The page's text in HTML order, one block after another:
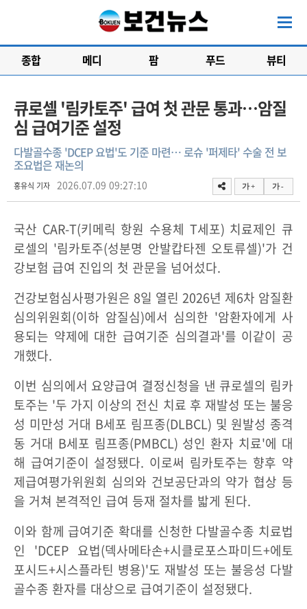
종합 메디 팜 푸드 뷰티
큐로셀 '림카토주' 급여 첫 관문 통과…암질
심 급여기준 설정
다발골수종 'DCEP 요법'도 기준 마련… 로슈 '퍼제타' 수술 전 보
조요법은 재논의
홍유식 기자 2026.07.09 09:27:10 가 + 가 -
국산 CAR-T(키메릭 항원 수용체 T세포) 치료제인 큐
로셀의 '림카토주(성분명 안발캅타젠 오토류셀)'가 건
강보험 급여 진입의 첫 관문을 넘어섰다.
건강보험심사평가원은 8일 열린 2026년 제6차 암질환
심의위원회(이하 암질심)에서 심의한 '암환자에게 사
용되는 약제에 대한 급여기준 심의결과'를 이같이 공
개했다.
이번 심의에서 요양급여 결정신청을 낸 큐로셀의 림카
토주는 '두 가지 이상의 전신 치료 후 재발성 또는 불응
성 미만성 거대 B세포 림프종(DLBCL) 및 원발성 종격
동 거대 B세포 림프종(PMBCL) 성인 환자 치료'에 대
해 급여기준이 설정됐다. 이로써 림카토주는 향후 약
제급여평가위원회 심의와 건보공단과의 약가 협상 등
을 거쳐 본격적인 급여 등재 절차를 밟게 된다.
이와 함께 급여기준 확대를 신청한 다발골수종 치료법
인 'DCEP 요법(덱사메타손+시클로포스파미드+에토
포시드+시스플라틴 병용)'도 재발성 또는 불응성 다발
골수종 환자를 대상으로 급여기준이 설정됐다.